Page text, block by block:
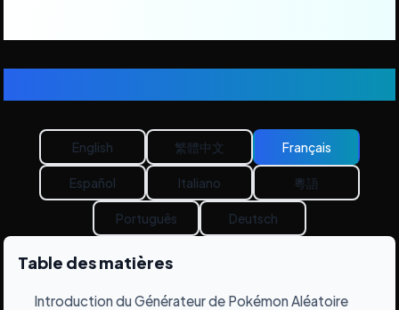
English 繁體中文 Français
Español Italiano 粵語
Português Deutsch
Table des matières
Introduction du Générateur de Pokémon Aléatoire